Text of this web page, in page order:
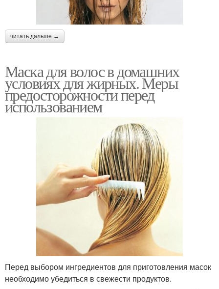
читать дальше →
Маска для волос в домашних
условиях для жирных. Меры
предосторожности перед
использованием
Перед выбором ингредиентов для приготовления масок
необходимо убедиться в свежести продуктов.